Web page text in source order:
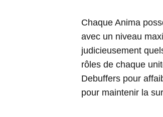
Chaque Anima
avec un niveau
judicieusement
rôles de chaque
Debuffers pour
pour maintenir la